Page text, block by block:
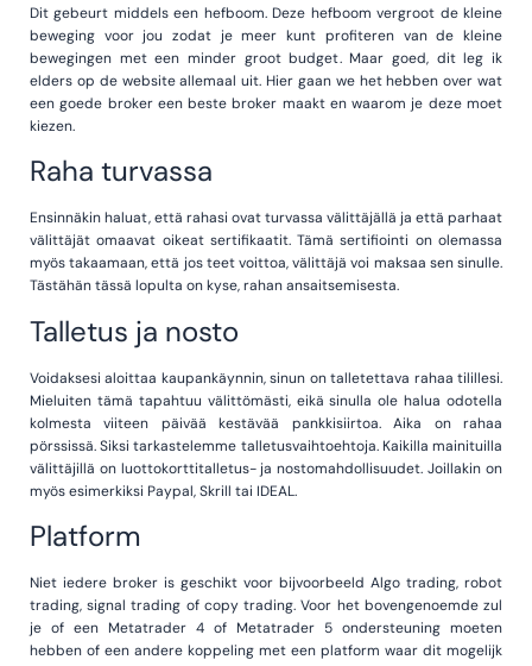
Dit gebeurt middels een hefboom. Deze hefboom vergroot de kleine
beweging voor jou zodat je meer kunt profiteren van de kleine
bewegingen met een minder groot budget. Maar goed, dit leg ik
elders op de website allemaal uit. Hier gaan we het hebben over wat
een goede broker een beste broker maakt en waarom je deze moet
kiezen.
Raha turvassa
Ensinnäkin haluat, että rahasi ovat turvassa välittäjällä ja että parhaat
välittäjät omaavat oikeat sertifikaatit. Tämä sertifiointi on olemassa
myös takaamaan, että jos teet voittoa, välittäjä voi maksaa sen sinulle.
Tästähän tässä lopulta on kyse, rahan ansaitsemisesta.
Talletus ja nosto
Voidaksesi aloittaa kaupankäynnin, sinun on talletettava rahaa tilillesi.
Mieluiten tämä tapahtuu välittömästi, eikä sinulla ole halua odotella
kolmesta viiteen päivää kestävää pankkisiirtoa. Aika on rahaa
pörssissä. Siksi tarkastelemme talletusvaihtoehtoja. Kaikilla mainituilla
välittäjillä on luottokorttitalletus- ja nostomahdollisuudet. Joillakin on
myös esimerkiksi Paypal, Skrill tai IDEAL.
Platform
Niet iedere broker is geschikt voor bijvoorbeeld Algo trading, robot
trading, signal trading of copy trading. Voor het bovengenoemde zul
je of een Metatrader 4 of Metatrader 5 ondersteuning moeten
hebben of een andere koppeling met een platform waar dit mogelijk